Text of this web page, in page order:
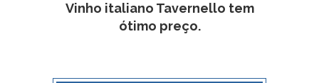
Vinho italiano Tavernello tem
ótimo preço.